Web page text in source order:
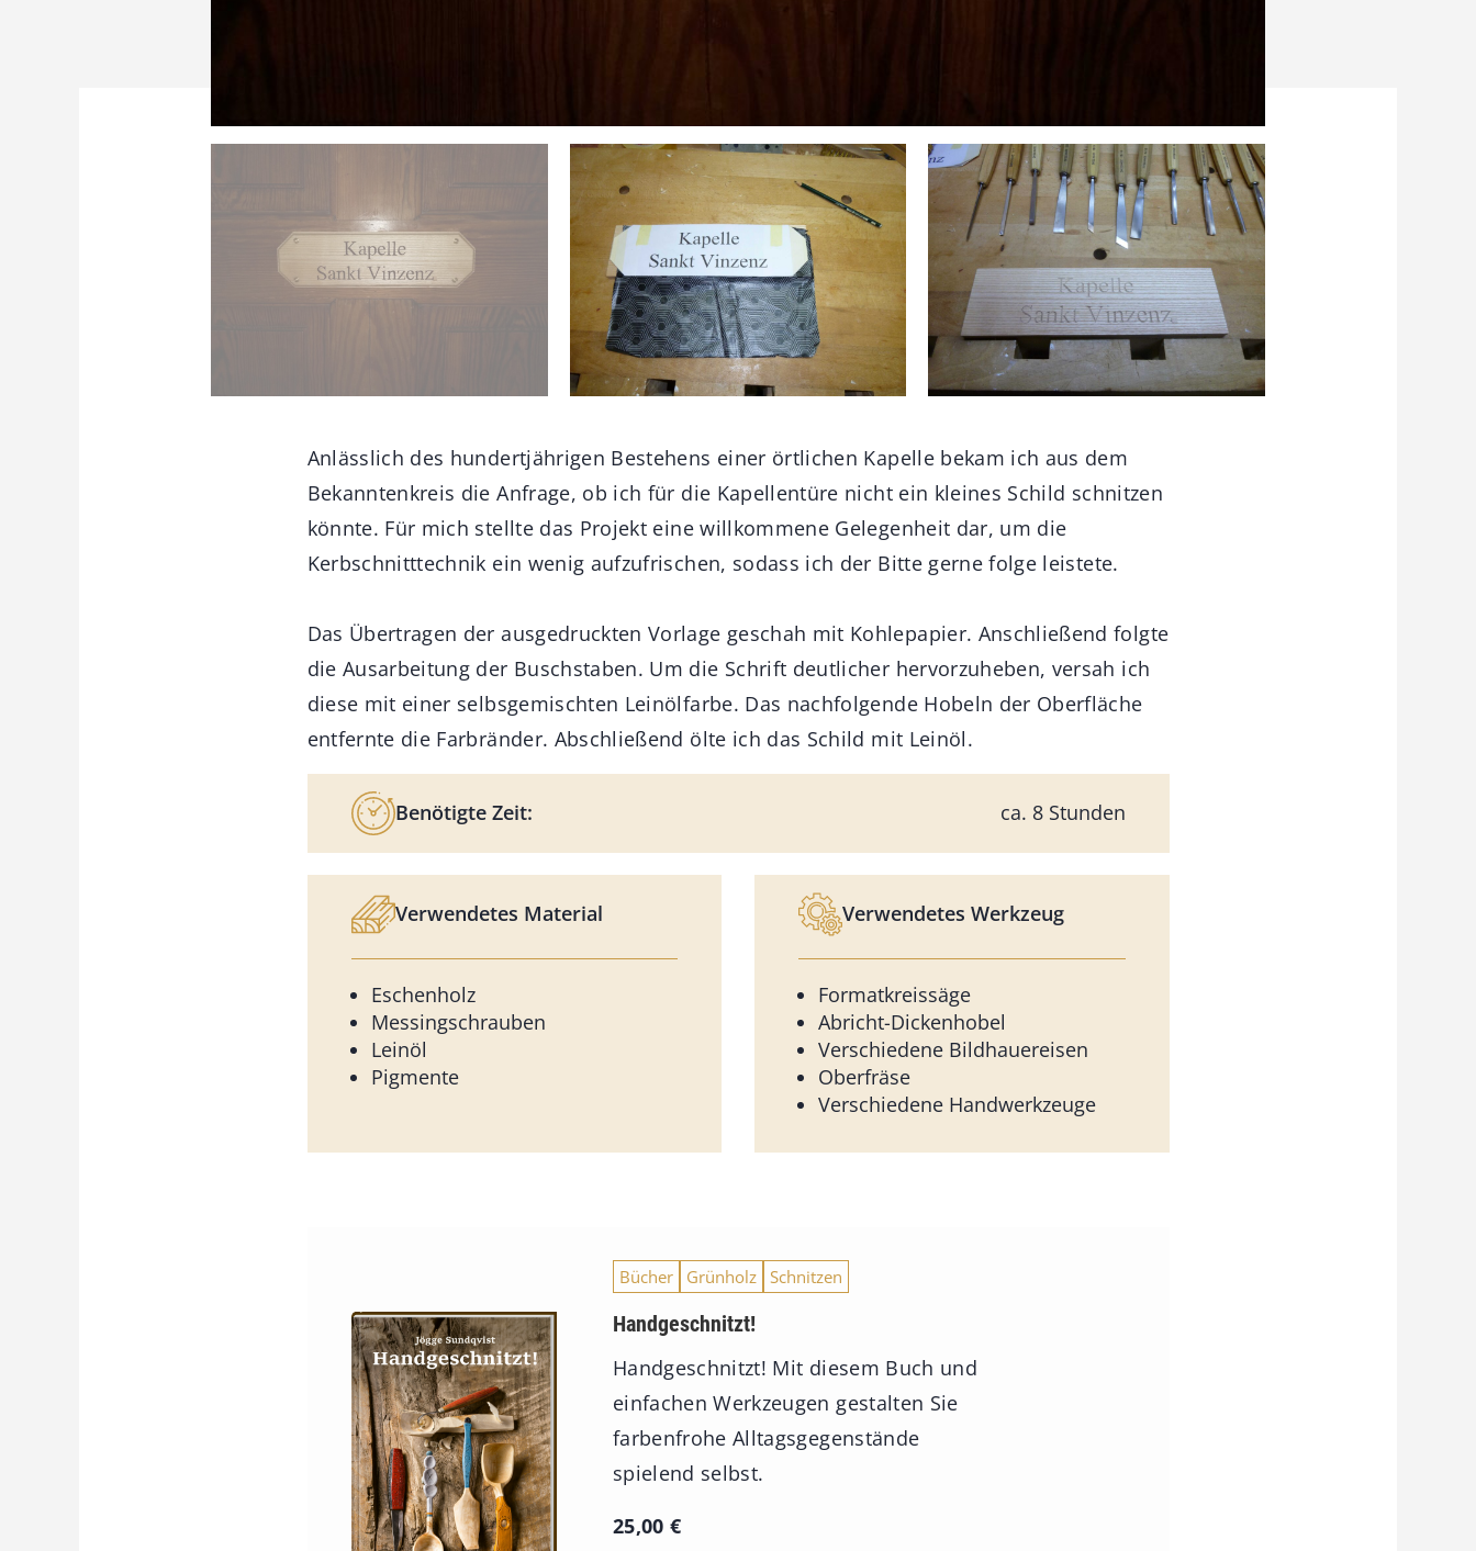
Anlässlich des hundertjährigen Bestehens einer örtlichen Kapelle bekam ich aus dem
Bekanntenkreis die Anfrage, ob ich für die Kapellentüre nicht ein kleines Schild schnitzen
könnte. Für mich stellte das Projekt eine willkommene Gelegenheit dar, um die
Kerbschnitttechnik ein wenig aufzufrischen, sodass ich der Bitte gerne folge leistete.
Das Übertragen der ausgedruckten Vorlage geschah mit Kohlepapier. Anschließend folgte
die Ausarbeitung der Buschstaben. Um die Schrift deutlicher hervorzuheben, versah ich
diese mit einer selbsgemischten Leinölfarbe. Das nachfolgende Hobeln der Oberfläche
entfernte die Farbränder. Abschließend ölte ich das Schild mit Leinöl.
Benötigte Zeit: ca. 8 Stunden
Verwendetes Material
Eschenholz
Messingschrauben
Leinöl
Pigmente
Verwendetes Werkzeug
Formatkreissäge
Abricht-Dickenhobel
Verschiedene Bildhauereisen
Oberfräse
Verschiedene Handwerkzeuge
Bücher Grünholz Schnitzen
Handgeschnitzt!
Handgeschnitzt! Mit diesem Buch und
einfachen Werkzeugen gestalten Sie
farbenfrohe Alltagsgegenstände
spielend selbst.
25,00 €